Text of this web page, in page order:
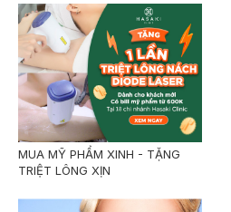
MUA MỸ PHẨM XINH - TẶNG
TRIỆT LÔNG XỊN